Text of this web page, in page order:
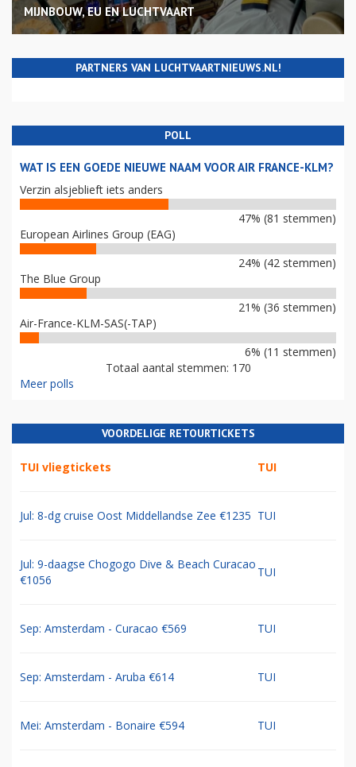
MIJNBOUW, EU EN LUCHTVAART
PARTNERS VAN LUCHTVAARTNIEUWS.NL!
POLL
WAT IS EEN GOEDE NIEUWE NAAM VOOR AIR FRANCE-KLM?
Verzin alsjeblieft iets anders
47% (81 stemmen)
European Airlines Group (EAG)
24% (42 stemmen)
The Blue Group
21% (36 stemmen)
Air-France-KLM-SAS(-TAP)
6% (11 stemmen)
Totaal aantal stemmen: 170
Meer polls
VOORDELIGE RETOURTICKETS
TUI vliegtickets TUI
Jul: 8-dg cruise Oost Middellandse Zee €1235 TUI
Jul: 9-daagse Chogogo Dive & Beach Curacao
€1056
TUI
Sep: Amsterdam - Curacao €569 TUI
Sep: Amsterdam - Aruba €614 TUI
Mei: Amsterdam - Bonaire €594 TUI